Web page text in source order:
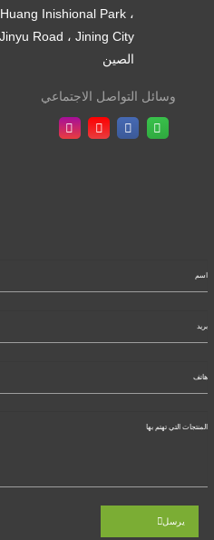
Huang Inishional Park ،
الصين
وسائل التواصل الاجتماعي
يرسل